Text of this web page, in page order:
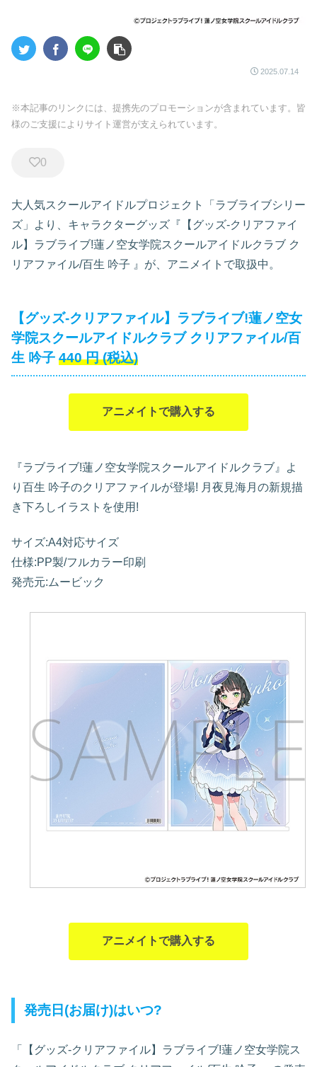
2025.07.14
※本記事のリンクには、提携先のプロモーションが含まれています。皆
様のご支援によりサイト運営が支えられています。
0
大人気スクールアイドルプロジェクト「ラブライブシリー
ズ」より、キャラクターグッズ『【グッズ-クリアファイ
ル】ラブライブ!蓮ノ空女学院スクールアイドルクラブ ク
リアファイル/百生 吟子 』が、アニメイトで取扱中。
【グッズ-クリアファイル】ラブライブ!蓮ノ空女
学院スクールアイドルクラブ クリアファイル/百
生 吟子 440 円 (税込)
アニメイトで購入する
『ラブライブ!蓮ノ空女学院スクールアイドルクラブ』よ
り百生 吟子のクリアファイルが登場! 月夜見海月の新規描
き下ろしイラストを使用!
サイズ:A4対応サイズ
仕様:PP製/フルカラー印刷
発売元:ムービック
アニメイトで購入する
発売日(お届け)はいつ?
「【グッズ-クリアファイル】ラブライブ!蓮ノ空女学院ス